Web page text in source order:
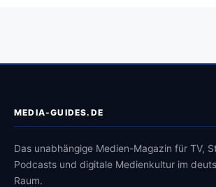
MEDIA-GUIDES.DE
Das unabhängige Medien-Magazin für TV,
Podcasts und digitale Medienkultur im
Raum.